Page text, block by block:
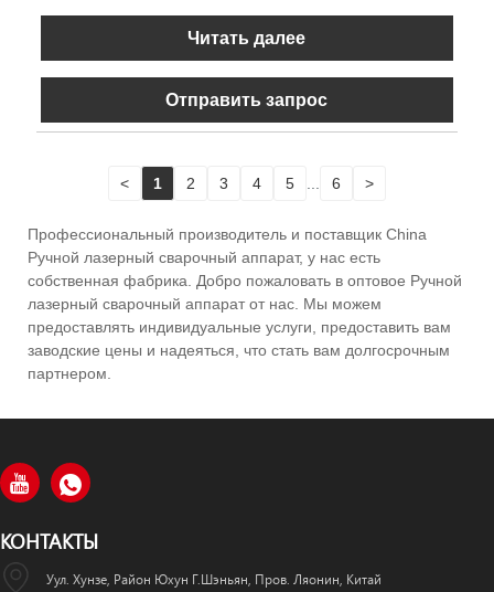
Читать далее
Отправить запрос
< 1 2 3 4 5 ... 6 >
Профессиональный производитель и поставщик China
Ручной лазерный сварочный аппарат, у нас есть
собственная фабрика. Добро пожаловать в оптовое Ручной
лазерный сварочный аппарат от нас. Мы можем
предоставлять индивидуальные услуги, предоставить вам
заводские цены и надеяться, что стать вам долгосрочным
партнером.
КОНТАКТЫ
Уул. Хунзе, Район Юхун Г.Шэньян, Пров. Ляонин, Китай